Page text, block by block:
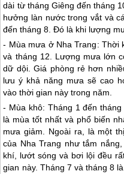
dài từ tháng Giêng đến tháng
hưởng làn nước trong vắt và
đến tháng 8. Đó là khi lượng
- Mùa mưa ở Nha Trang: Thời
và tháng 12. Lượng mưa lớn
dữ dội. Giá phòng rẻ hơn
lưu ý khả năng mưa sẽ cao
vào thời gian này trong năm.
- Mùa khô: Tháng 1 đến
là mùa tốt nhất và phổ biến
mưa giảm. Ngoài ra, là một
của Nha Trang như tắm
khí, lướt sóng và bơi lội đều
gian này. Tháng 7 và tháng 8